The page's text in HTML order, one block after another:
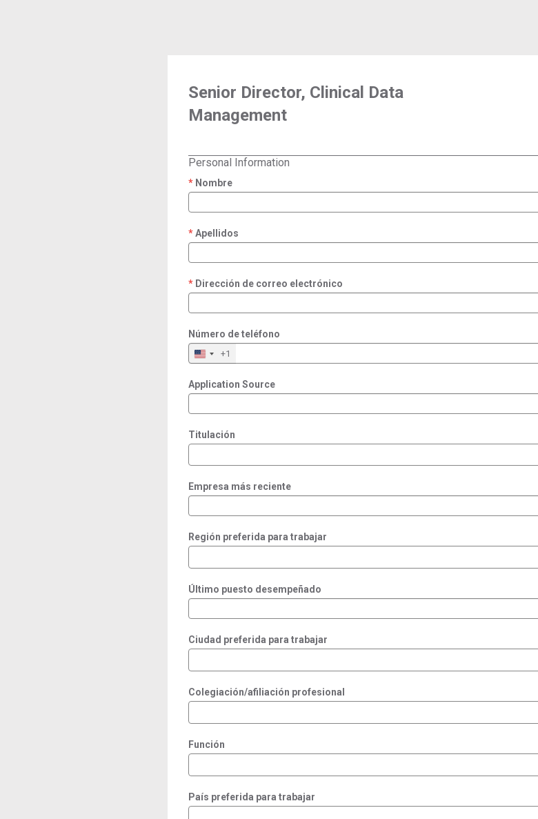
Senior Director, Clinical Data
Management
Personal Information
Nombre
required
Apellidos
required
Dirección de correo electrónico
required
Número de teléfono
+1
Application Source
Titulación
Empresa más reciente
Región preferida para trabajar
Último puesto desempeñado
Ciudad preferida para trabajar
Colegiación/afiliación profesional
Función
País preferida para trabajar